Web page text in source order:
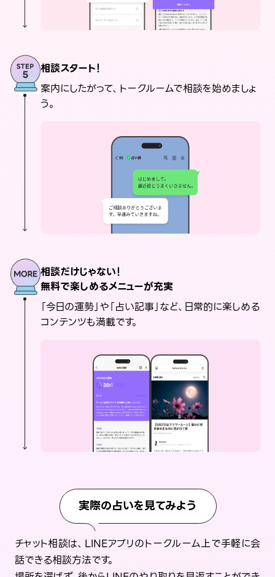
相談スタート！
案内にしたがって、トークルームで相談を始めましょ
う。
相談だけじゃない！
無料で楽しめるメニューが充実
「今日の運勢」や「占い記事」など、日常的に楽しめる
コンテンツも満載です。
実際の占いを見てみよう
チャット相談は、LINEアプリのトークルーム上で手軽に会
話できる相談方法です。